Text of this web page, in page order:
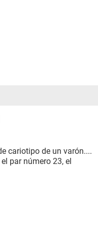
cariotipo de un varón....
par número 23, el